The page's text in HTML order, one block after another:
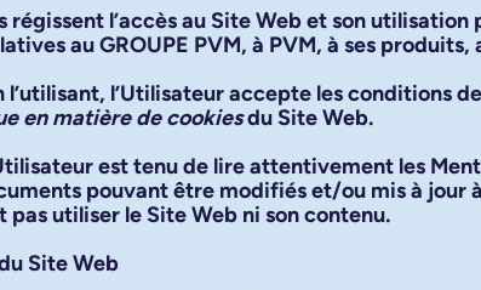
régissent l’accès au Site Web et son utilisation
au GROUPE PVM, à PVM, à ses
l’Utilisateur accepte les conditions
en matière de cookiesdu Site Web.
est tenu de lire attentivement les
pouvant être modifiés et/ou mis à jour
pas utiliser le Site Web ni son contenu.
Site Web